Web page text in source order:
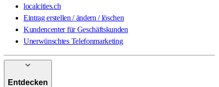
localcities.ch
Eintrag erstellen / ändern / löschen
Kundencenter für Geschäftskunden
Unerwünschtes Telefonmarketing
Entdecken